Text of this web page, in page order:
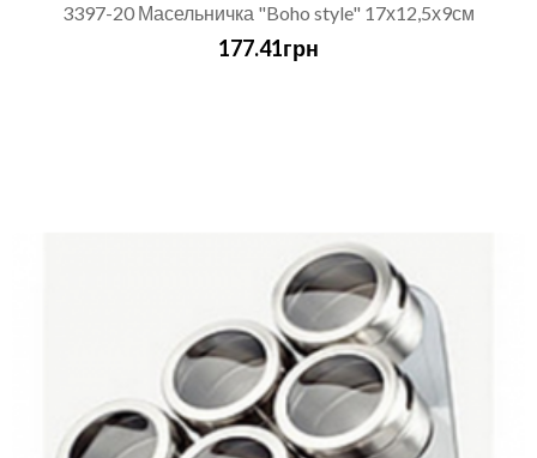
3397-20 Масельничка "Boho style" 17х12,5х9см
177.41грн